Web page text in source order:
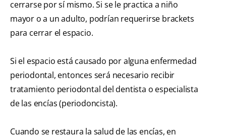
cerrarse por sí mismo. Si se le practica a niño
mayor o a un adulto, podrían requerirse brackets
para cerrar el espacio.
Si el espacio está causado por alguna enfermedad
periodontal, entonces será necesario recibir
tratamiento periodontal del dentista o especialista
de las encías (periodoncista).
Cuando se restaura la salud de las encías, en